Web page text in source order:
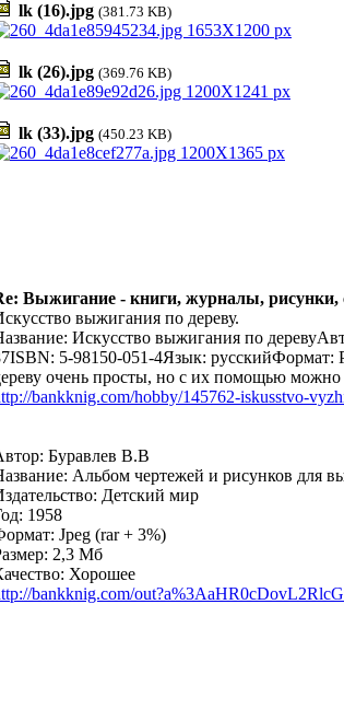
lk (16).jpg (381.73 KB)
lk (26).jpg (369.76 KB)
lk (33).jpg (450.23 KB)
Выжигание - книги, журналы,
выжигания по дереву.
Искусство выжигания по
5-98150-051-4Язык:
очень просты, но с их помощью можно
bankknig.com/hobby/145762-iskusstvo-
Буравлев В.В
Альбом чертежей и рисунков для
Детский мир
1958
Jpeg (rar + 3%)
2,3 Мб
Хорошее
bankknig.com/